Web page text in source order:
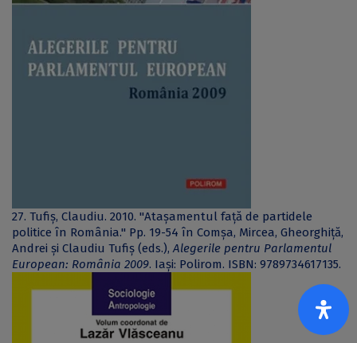
27. Tufiș, Claudiu. 2010. "Atașamentul față de partidele
politice în România." Pp. 19-54 în Comșa, Mircea, Gheorghiță,
Andrei și Claudiu Tufiș (eds.),Alegerile pentru Parlamentul
European: România 2009. Iași: Polirom. ISBN: 9789734617135.